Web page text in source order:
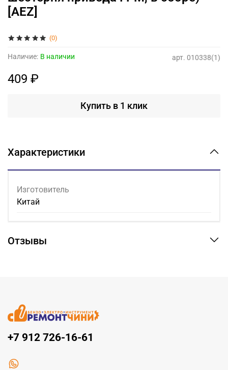
(0)
арт. 010338(1)
Наличие: В наличии
[AEZ]
409 ₽
Купить в 1 клик
Характеристики
Изготовитель
Китай
Отзывы
+7 912 726-16-61